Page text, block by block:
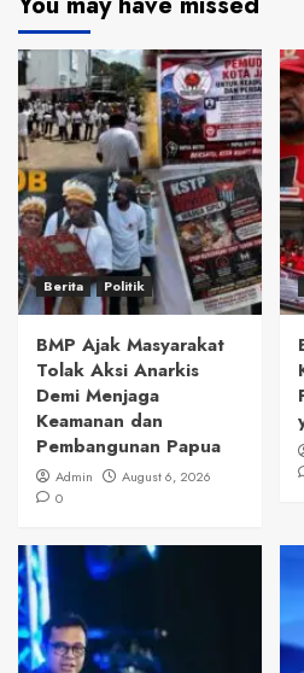
Berita Politik
BMP Ajak Masyarakat
Tolak Aksi Anarkis
Demi Menjaga
Keamanan dan
Pembangunan Papua
Admin
August 6, 2026
0